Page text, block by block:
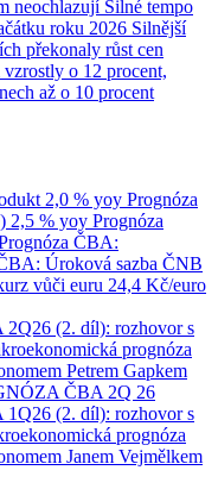
neochlazují Silné tempo
roku 2026 Silnější
překonaly růst cen
o 12 procent,
až o 10 procent
2,0 % yoy Prognóza
2,5 % yoy Prognóza
ČBA:
Úroková sazba ČNB
vůči euru 24,4 Kč/euro
2Q26 (2. díl): rozhovor s
prognóza
Petrem Gapkem
ČBA 2Q 26
1Q26 (2. díl): rozhovor s
prognóza
Janem Vejmělkem